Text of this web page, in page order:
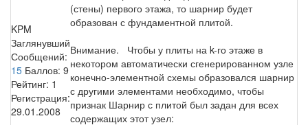
KPM
Заглянувший
Сообщений:
15 Баллов: 9
Рейтинг: 1
Регистрация:
29.01.2008
(стены) первого этажа, то шарнир будет
образован с фундаментной плитой.
Внимание. Чтобы у плиты на k-го этаже в
некотором автоматически сгенерированном узле
конечно-элементной схемы образовался шарнир
с другими элементами необходимо, чтобы
признак Шарнир с плитой был задан для всех
содержащих этот узел: